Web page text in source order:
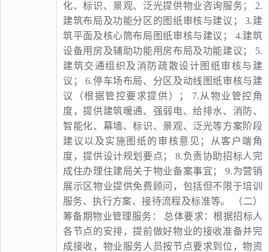
化、标识、景观、泛光提供物业咨询服务； 2.
建筑布局及功能分区的图纸审核与建议； 3.建
筑平面及核心筒布局图纸审核与建议； 4.建筑
设备用房及辅助功能用房布局及功能建议； 5.
建筑交通组织及消防疏散设计图纸审核与建
议； 6.停车场布局、分区及动线图纸审核与建
议（根据管控要求提供）； 7.从物业管控角
度，提供建筑暖通、强弱电、给排水、消防、
智能化、幕墙、标识、景观、泛光等方案阶段
建议以及实施图纸的审核意见；从客户端角
度，提供设计规划要点； 8.负责协助招标人完
成住办理住建局关于物业备案事宜； 9.为营销
展示区物业提供免费顾问，包括但不限于培训
服务、执行方案、接待流程及标准等。 （二）
筹备期物业管理服务： 总体要求：根据招标人
各节点的安排，提前做好物业的接收准备并完
成接收，物业服务人员按节点要求到位，物资